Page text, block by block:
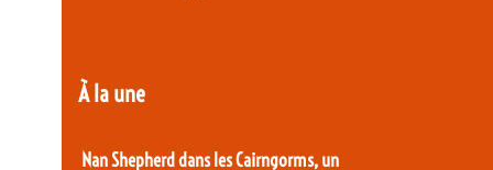
À la une
Nan Shepherd dans les Cairngorms, un